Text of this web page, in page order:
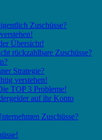
Zuschüsse?
Übersicht!
rückzahlbare Zuschüsse?
Strategie?
verstehen!
TOP 3 Probleme!
auf ihr Konto
Zuschüsse?